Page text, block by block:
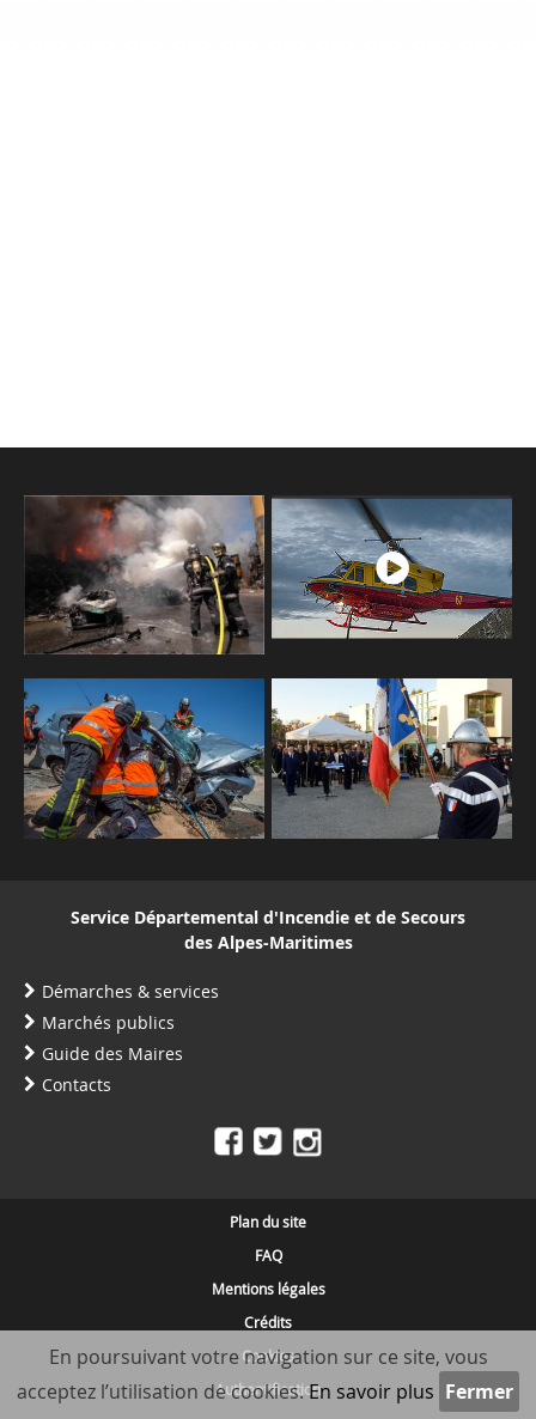
Service Départemental d'Incendie et de Secours
des Alpes-Maritimes
Démarches & services
Marchés publics
Guide des Maires
Contacts
Plan du site
FAQ
Mentions légales
Crédits
Cookies
Authentification
En poursuivant votre navigation sur ce site, vous
acceptez l’utilisation de cookies.En savoir plus